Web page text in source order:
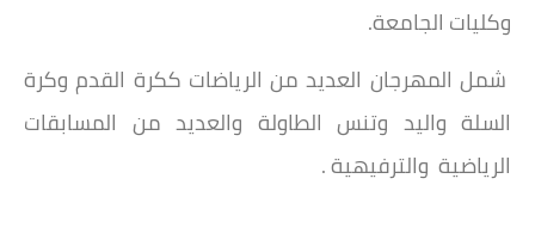
وكليات الجامعة.
شمل المهرجان العديد من الرياضات ككرة القدم وكرة
السلة واليد وتنس الطاولة والعديد من المسابقات
الرياضية والترفيهية .